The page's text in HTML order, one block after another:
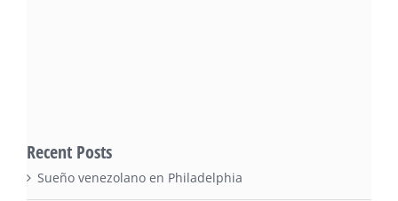
Recent Posts
Sueño venezolano en Philadelphia